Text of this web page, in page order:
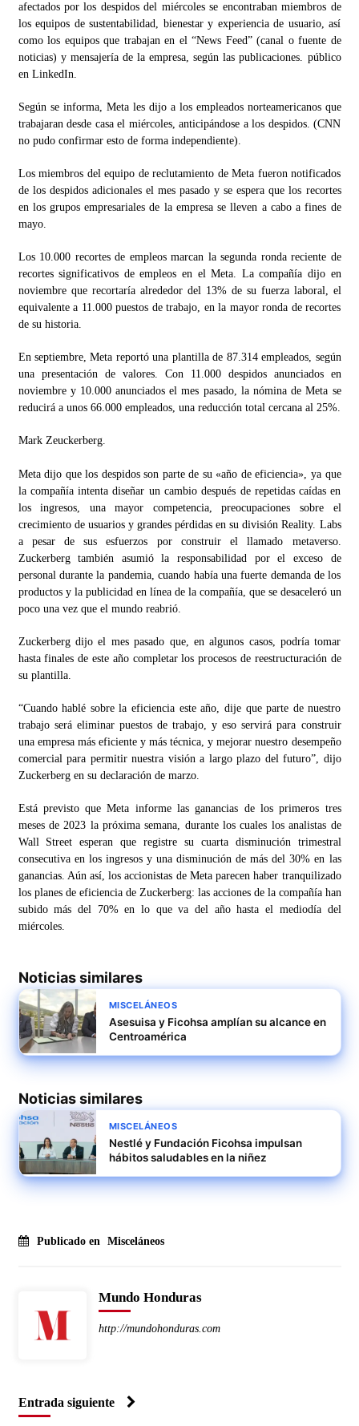
afectados por los despidos del miércoles se encontraban miembros de
los equipos de sustentabilidad, bienestar y experiencia de usuario, así
como los equipos que trabajan en el “News Feed” (canal o fuente de
noticias) y mensajería de la empresa, según las publicaciones. público
en LinkedIn.
Según se informa, Meta les dijo a los empleados norteamericanos que
trabajaran desde casa el miércoles, anticipándose a los despidos. (CNN
no pudo confirmar esto de forma independiente).
Los miembros del equipo de reclutamiento de Meta fueron notificados
de los despidos adicionales el mes pasado y se espera que los recortes
en los grupos empresariales de la empresa se lleven a cabo a fines de
mayo.
Los 10.000 recortes de empleos marcan la segunda ronda reciente de
recortes significativos de empleos en el Meta. La compañía dijo en
noviembre que recortaría alrededor del 13% de su fuerza laboral, el
equivalente a 11.000 puestos de trabajo, en la mayor ronda de recortes
de su historia.
En septiembre, Meta reportó una plantilla de 87.314 empleados, según
una presentación de valores. Con 11.000 despidos anunciados en
noviembre y 10.000 anunciados el mes pasado, la nómina de Meta se
reducirá a unos 66.000 empleados, una reducción total cercana al 25%.
Mark Zeuckerberg.
Meta dijo que los despidos son parte de su «año de eficiencia», ya que
la compañía intenta diseñar un cambio después de repetidas caídas en
los ingresos, una mayor competencia, preocupaciones sobre el
crecimiento de usuarios y grandes pérdidas en su división Reality. Labs
a pesar de sus esfuerzos por construir el llamado metaverso.
Zuckerberg también asumió la responsabilidad por el exceso de
personal durante la pandemia, cuando había una fuerte demanda de los
productos y la publicidad en línea de la compañía, que se desaceleró un
poco una vez que el mundo reabrió.
Zuckerberg dijo el mes pasado que, en algunos casos, podría tomar
hasta finales de este año completar los procesos de reestructuración de
su plantilla.
“Cuando hablé sobre la eficiencia este año, dije que parte de nuestro
trabajo será eliminar puestos de trabajo, y eso servirá para construir
una empresa más eficiente y más técnica, y mejorar nuestro desempeño
comercial para permitir nuestra visión a largo plazo del futuro”, dijo
Zuckerberg en su declaración de marzo.
Está previsto que Meta informe las ganancias de los primeros tres
meses de 2023 la próxima semana, durante los cuales los analistas de
Wall Street esperan que registre su cuarta disminución trimestral
consecutiva en los ingresos y una disminución de más del 30% en las
ganancias. Aún así, los accionistas de Meta parecen haber tranquilizado
los planes de eficiencia de Zuckerberg: las acciones de la compañía han
subido más del 70% en lo que va del año hasta el mediodía del
miércoles.
Noticias similares
MISCELÁNEOS
Asesuisa y Ficohsa amplían su alcance en
Centroamérica
Noticias similares
MISCELÁNEOS
Nestlé y Fundación Ficohsa impulsan
hábitos saludables en la niñez
Publicado en Misceláneos
Mundo Honduras
http://mundohonduras.com
Entrada siguiente